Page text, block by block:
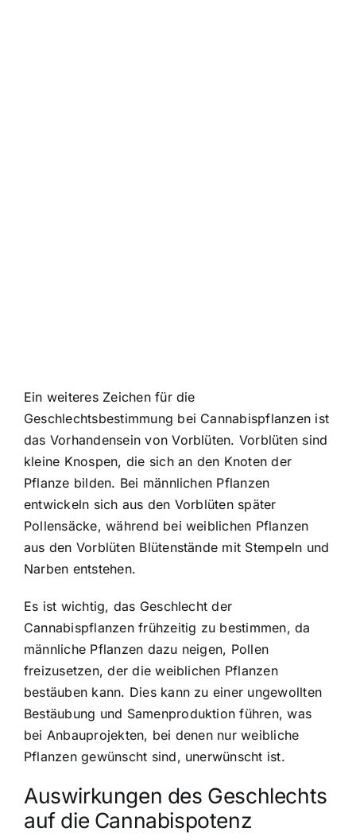
Ein weiteres Zeichen für die
Geschlechtsbestimmung bei Cannabispflanzen ist
das Vorhandensein von Vorblüten. Vorblüten sind
kleine Knospen, die sich an den Knoten der
Pflanze bilden. Bei männlichen Pflanzen
entwickeln sich aus den Vorblüten später
Pollensäcke, während bei weiblichen Pflanzen
aus den Vorblüten Blütenstände mit Stempeln und
Narben entstehen.
Es ist wichtig, das Geschlecht der
Cannabispflanzen frühzeitig zu bestimmen, da
männliche Pflanzen dazu neigen, Pollen
freizusetzen, der die weiblichen Pflanzen
bestäuben kann. Dies kann zu einer ungewollten
Bestäubung und Samenproduktion führen, was
bei Anbauprojekten, bei denen nur weibliche
Pflanzen gewünscht sind, unerwünscht ist.
Auswirkungen des Geschlechts
auf die Cannabispotenz